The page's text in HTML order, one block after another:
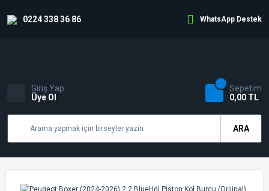
0224 338 36 86 WhatsApp Destek
ARA
Giriş Yap
Üye Ol
Sepetim
0,00 TL